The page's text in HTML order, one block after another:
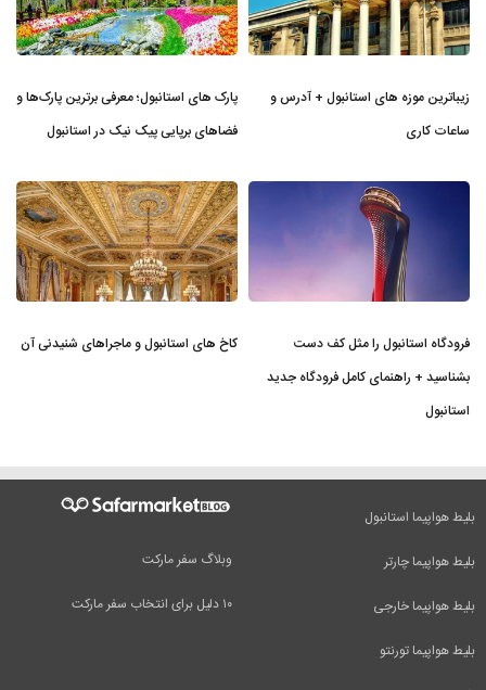
زیباترین موزه‌ های استانبول + آدرس و
ساعات کاری
پارک های استانبول؛ معرفی برترین پارک‌ها و
فضاهای برپایی پیک نیک در استانبول
فرودگاه استانبول را مثل کف دست
بشناسید + راهنمای کامل فرودگاه جدید
استانبول
کاخ های استانبول و ماجراهای شنیدنی آن
وبلاگ سفر مارکت
۱۰ دلیل برای انتخاب سفر مارکت
بلیط هواپیما استانبول
بلیط هواپیما چارتر
بلیط هواپیما خارجی
بلیط هواپیما تورنتو